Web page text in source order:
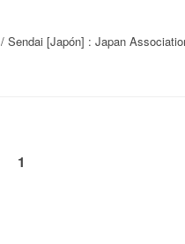
/ Sendai [Japón] : Japan
1